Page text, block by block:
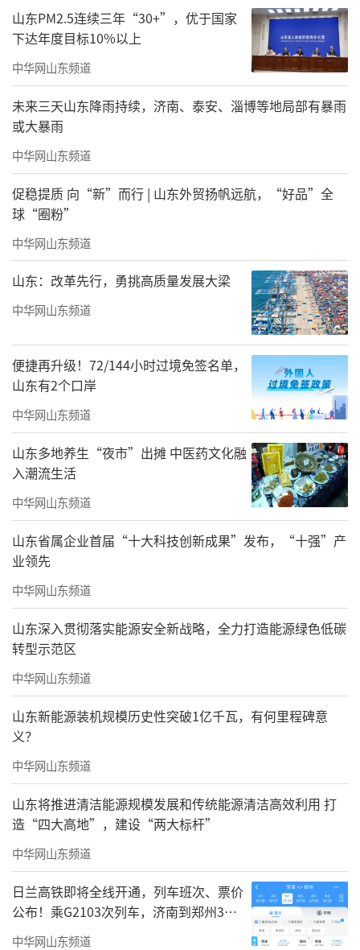
【莫建成】双鹤系列图（四条屏·三）
纸本设色132cm×66cm2006年
山东PM2.5连续三年“30+”，优于国家
下达年度目标10%以上
中华网山东频道
未来三天山东降雨持续，济南、泰安、淄博等地局部有暴雨
或大暴雨
中华网山东频道
促稳提质 向“新”而行 | 山东外贸扬帆远航，“好品”全
球“圈粉”
中华网山东频道
山东：改革先行，勇挑高质量发展大梁
中华网山东频道
便捷再升级！72/144小时过境免签名单，
山东有2个口岸
中华网山东频道
山东多地养生“夜市”出摊 中医药文化融
入潮流生活
中华网山东频道
山东省属企业首届“十大科技创新成果”发布，“十强”产
业领先
中华网山东频道
山东深入贯彻落实能源安全新战略，全力打造能源绿色低碳
转型示范区
中华网山东频道
山东新能源装机规模历史性突破1亿千瓦，有何里程碑意
义？
中华网山东频道
山东将推进清洁能源规模发展和传统能源清洁高效利用 打
造“四大高地”，建设“两大标杆”
中华网山东频道
日兰高铁即将全线开通，列车班次、票价
公布！乘G2103次列车，济南到郑州3小
时到达
中华网山东频道